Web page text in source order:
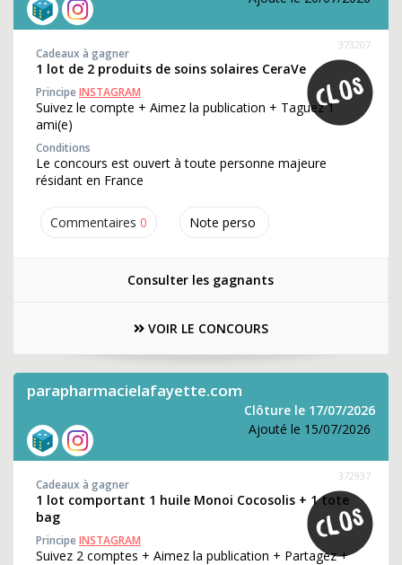
Commentaires 0 Note perso
373207
Cadeaux à gagner
1 lot de 2 produits de soins solaires CeraVe
PrincipeINSTAGRAM
Suivez le compte + Aimez la publication + Taguez 1
ami(e)
Conditions
Le concours est ouvert à toute personne majeure
résidant en France
Consulter les gagnants
VOIR LE CONCOURS
parapharmacielafayette.com
Clôture le 17/07/2026
Ajouté le 15/07/2026
372937
Cadeaux à gagner
1 lot comportant 1 huile Monoi Cocosolis + 1 tote
bag
PrincipeINSTAGRAM
Suivez 2 comptes + Aimez la publication + Partagez +